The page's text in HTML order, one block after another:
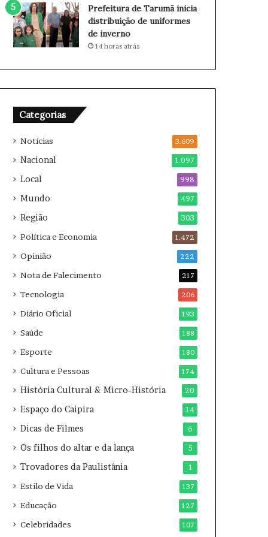
m
a
q
u
o
a
Prefeitura de Tarumã inicia
distribuição de uniformes
de inverno
14 horas atrás
Categorias
Notícias 3.609
Nacional 1.097
Local 998
Mundo 497
Região 303
Política e Economia 1.472
Opinião 222
Nota de Falecimento 217
Tecnologia 206
Diário Oficial 193
Saúde 188
Esporte 180
Cultura e Pessoas 174
História Cultural & Micro-História 20
Espaço do Caipira 14
Dicas de Filmes 6
Os filhos do altar e da lança 5
Trovadores da Paulistânia 1
Estilo de Vida 137
Educação 127
Celebridades 107